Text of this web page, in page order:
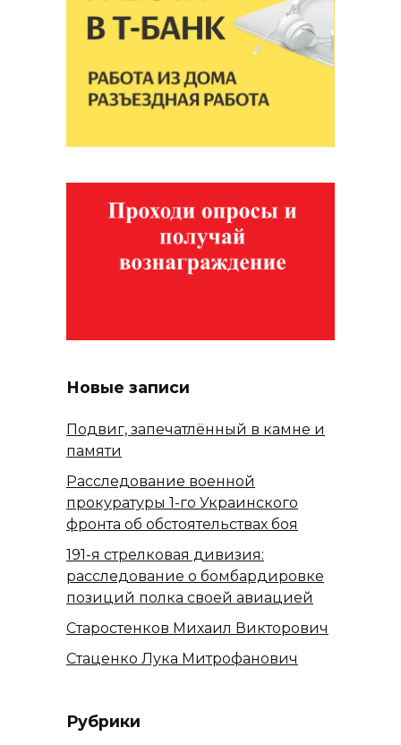
Новые записи
Подвиг, запечатлённый в камне и
памяти
Расследование военной
прокуратуры 1-го Украинского
фронта об обстоятельствах боя
191-я стрелковая дивизия:
расследование о бомбардировке
позиций полка своей авиацией
Старостенков Михаил Викторович
Стаценко Лука Митрофанович
Рубрики